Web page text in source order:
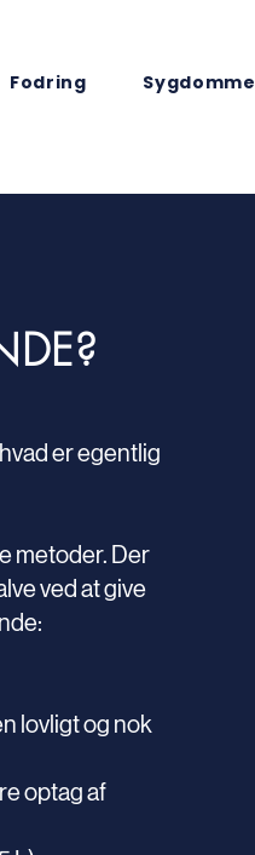
Fodring Sygdomme
er egentlig
metoder. Der
ved at give
lovligt og nok
optag af